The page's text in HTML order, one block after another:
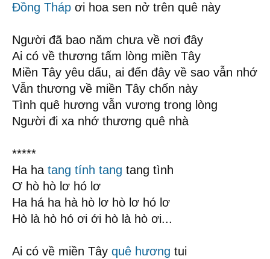
Đồng Tháp ơi hoa sen nở trên quê này
Người đã bao năm chưa về nơi đây
Ai có về thương tấm lòng miền Tây
Miền Tây yêu dấu, ai đến đây về sao vẫn nhớ
Vẫn thương về miền Tây chốn này
Tình quê hương vẫn vương trong lòng
Người đi xa nhớ thương quê nhà
*****
Ha ha tang tính tang tang tình
Ơ hò hò lơ hó lơ
Ha há ha hà hò lơ hò lơ hó lơ
Hò là hò hó ơi ới hò là hò ơi...
Ai có về miền Tây quê hương tui